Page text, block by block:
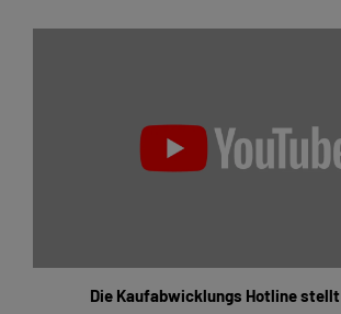
Die Kaufabwicklungs Hotline